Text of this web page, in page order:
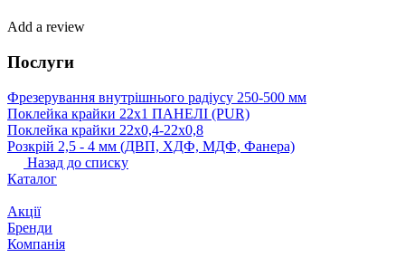
Add a review
Послуги
Фрезерування внутрішнього радіусу 250-500 мм
Поклейка крайки 22х1 ПАНЕЛІ (PUR)
Поклейка крайки 22х0,4-22х0,8
Розкрій 2,5 ‐ 4 мм (ДВП, ХДФ, МДФ, Фанера)
Назад до списку
Каталог
Акції
Бренди
Компанія